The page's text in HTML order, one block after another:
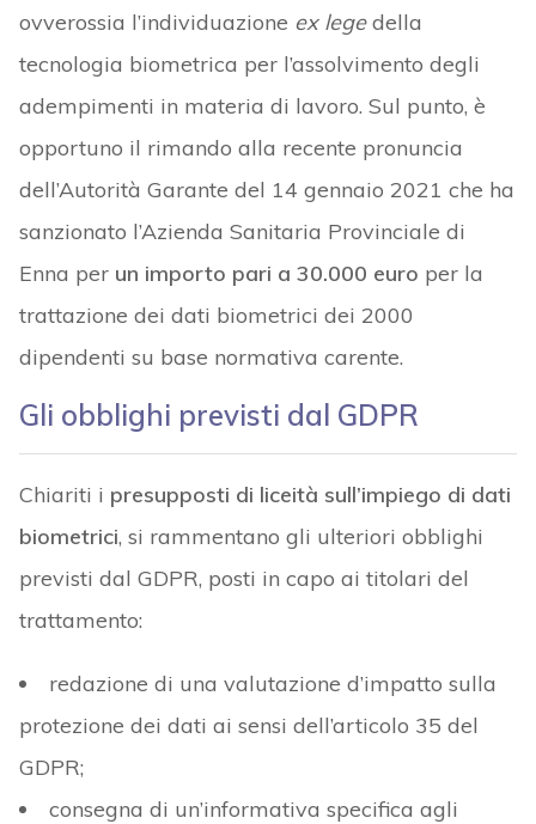
ovverossia l’individuazione ex legedella
tecnologia biometrica per l’assolvimento degli
adempimenti in materia di lavoro. Sul punto, è
opportuno il rimando alla recente pronuncia
dell’Autorità Garante del 14 gennaio 2021 che ha
sanzionato l’Azienda Sanitaria Provinciale di
Enna per un importo pari a 30.000 euro per la
trattazione dei dati biometrici dei 2000
dipendenti su base normativa carente.
Gli obblighi previsti dal GDPR
Chiariti i presupposti di liceità sull’impiego di dati
biometrici, si rammentano gli ulteriori obblighi
previsti dal GDPR, posti in capo ai titolari del
trattamento:
redazione di una valutazione d’impatto sulla
protezione dei dati ai sensi dell’articolo 35 del
GDPR;
consegna di un’informativa specifica agli